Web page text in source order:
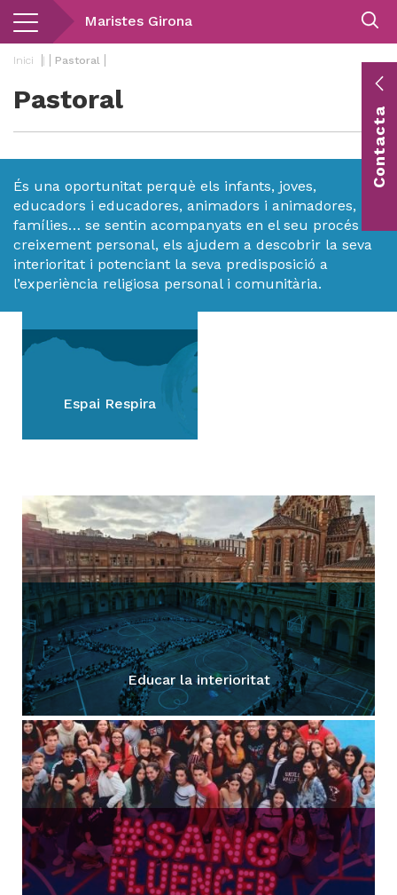
Vés
contingut
Maristes Girona
Inici Pastoral
Pastoral
És una oportunitat perquè els infants, joves,
educadors i educadores, animadors i animadores,
famílies… se sentin acompanyats en el seu procés de
creixement personal, els ajudem a descobrir la seva
interioritat i potenciant la seva predisposició a
l’experiència religiosa personal i comunitària.
Espai Respira
Educar la interioritat
Contacta